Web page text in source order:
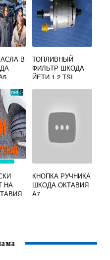
В
ТОПЛИВНЫЙ
ФИЛЬТР ШКОДА
ЙЕТИ 1.2 TSI
НА
КНОПКА РУЧНИКА
ШКОДА ОКТАВИЯ
А7